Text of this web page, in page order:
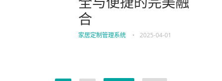
合
家居定制管理系统 • 2025-04-01